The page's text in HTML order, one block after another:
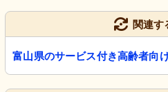
関連す
富山県のサービス付き高齢者向